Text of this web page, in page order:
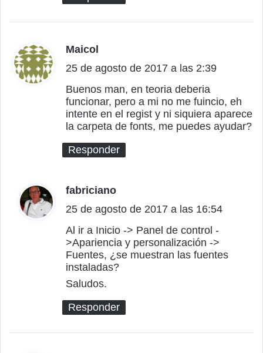
:
Maicol
i
c
e
:
25 de agosto de 2017 a las 2:39
Buenos man, en teoria deberia
funcionar, pero a mi no me fuincio, eh
intente en el regist y ni siquiera aparece
la carpeta de fonts, me puedes ayudar?
Responder
fabriciano
i
c
e
:
25 de agosto de 2017 a las 16:54
Al ir a Inicio -> Panel de control -
>Apariencia y personalización ->
Fuentes, ¿se muestran las fuentes
instaladas?
Saludos.
Responder